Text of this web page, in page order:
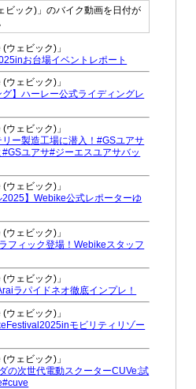
ビック)」のバイク動画を日付が
ェビック)」
お台場イベントレポート
ェビック)」
グ】ハーレー公式ライディングレ
ェビック)」
リー製造工場に潜入！#GSユアサ
ユアサ#ジーエスユアサバッ
ェビック)」
2025】Webike公式レポーターゆ
ェビック)」
フィック登場！Webikeスタッフ
ェビック)」
ラパイドネオ徹底インプレ！
ェビック)」
モビリティリゾー
ェビック)」
の次世代電動スクーターCUVe:試